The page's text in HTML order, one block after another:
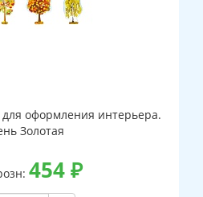
оформления интерьера.
Золотая
454₽